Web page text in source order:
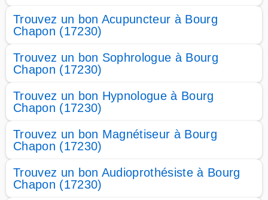
Trouvez un bon Acupuncteur à Bourg
Chapon (17230)
Trouvez un bon Sophrologue à Bourg
Chapon (17230)
Trouvez un bon Hypnologue à Bourg
Chapon (17230)
Trouvez un bon Magnétiseur à Bourg
Chapon (17230)
Trouvez un bon Audioprothésiste à Bourg
Chapon (17230)